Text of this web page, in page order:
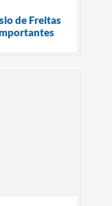
de Freitas